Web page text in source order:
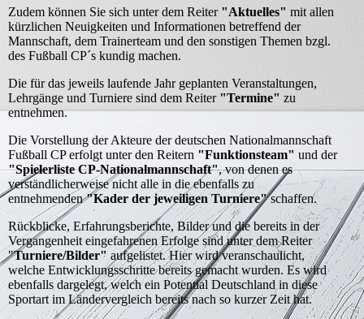
Zudem können Sie sich unter dem Reiter "Aktuelles" mit allen
kürzlichen Neuigkeiten und Informationen betreffend der
Mannschaft, dem Trainerteam und den sonstigen Themen bzgl.
des Fußball CP´s kundig machen.
Die für das jeweils laufende Jahr geplanten Veranstaltungen,
Lehrgänge und Turniere sind dem Reiter "Termine" zu
entnehmen.
Die Vorstellung der Akteure der deutschen Nationalmannschaft
Fußball CP erfolgt unter den Reitern "Funktionsteam" und der
"Spielerliste CP-Nationalmannschaft", von denen es
verständlicherweise nicht alle in die ebenfalls zu
entnehmenden"Kader der jeweiligen Turniere"schaffen.
Rückblicke, Erfahrungsberichte, Bilder und die bereits in der
Vergangenheit eingefahrenen Erfolge sind unter dem Reiter
"Turniere/Bilder" aufgelistet. Hier wird veranschaulicht,
welche Entwicklungsschritte bereits gemacht wurden. Es wird
ebenfalls dargelegt, welch ein Potential Deutschland in diese
Sportart im Ländervergleich bereits nach so kurzer Zeit hat.